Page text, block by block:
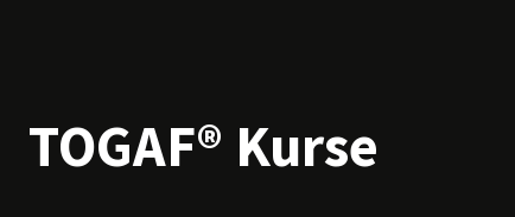
TOGAF® Kurse